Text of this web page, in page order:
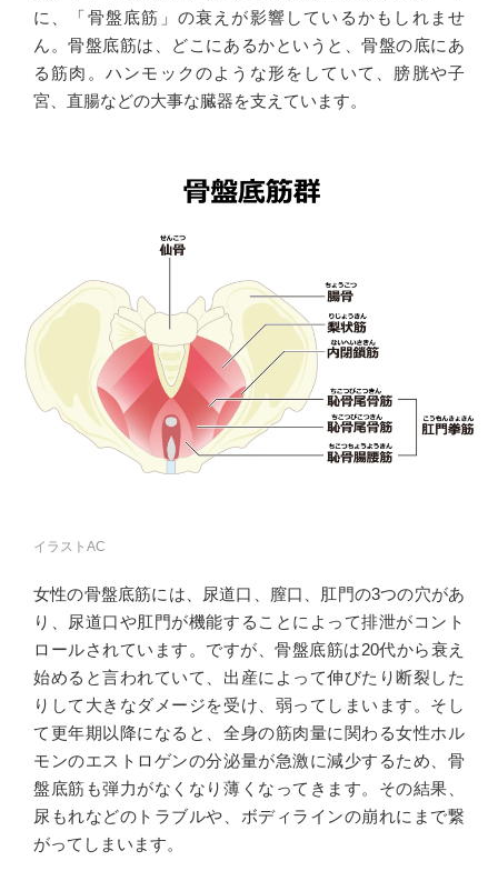
に、「骨盤底筋」の衰えが影響しているかもしれませ
ん。骨盤底筋は、どこにあるかというと、骨盤の底にあ
る筋肉。ハンモックのような形をしていて、膀胱や子
宮、直腸などの大事な臓器を支えています。
イラストAC
女性の骨盤底筋には、尿道口、膣口、肛門の3つの穴があ
り、尿道口や肛門が機能することによって排泄がコント
ロールされています。ですが、骨盤底筋は20代から衰え
始めると言われていて、出産によって伸びたり断裂した
りして大きなダメージを受け、弱ってしまいます。そし
て更年期以降になると、全身の筋肉量に関わる女性ホル
モンのエストロゲンの分泌量が急激に減少するため、骨
盤底筋も弾力がなくなり薄くなってきます。その結果、
尿もれなどのトラブルや、ボディラインの崩れにまで繋
がってしまいます。